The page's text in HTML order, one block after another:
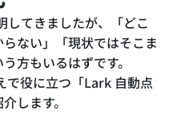
してきましたが、「どこ
ない」「現状ではそこま
方もいるはずです。
で役に立つ「Lark 自動点
します。